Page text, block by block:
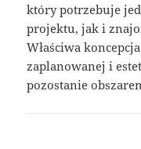
który potrzebuje
projektu, jak i
Właściwa
zaplanowanej i
pozostanie